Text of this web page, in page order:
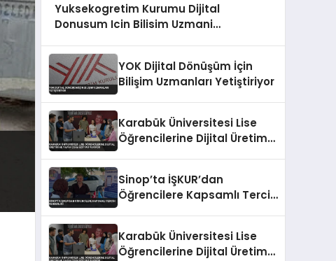
Yuksekogretim Kurumu Dijital
Donusum Icin Bilisim Uzmani
YOK Dijital Dönüşüm İçin
Bilişim Uzmanları Yetiştiriyor
Karabük Üniversitesi Lise
Öğrencilerine Dijital Üretim
Sinop’ta İŞKUR’dan
Öğrencilere Kapsamlı Tercih
Karabük Üniversitesi Lise
Öğrencilerine Dijital Üretim